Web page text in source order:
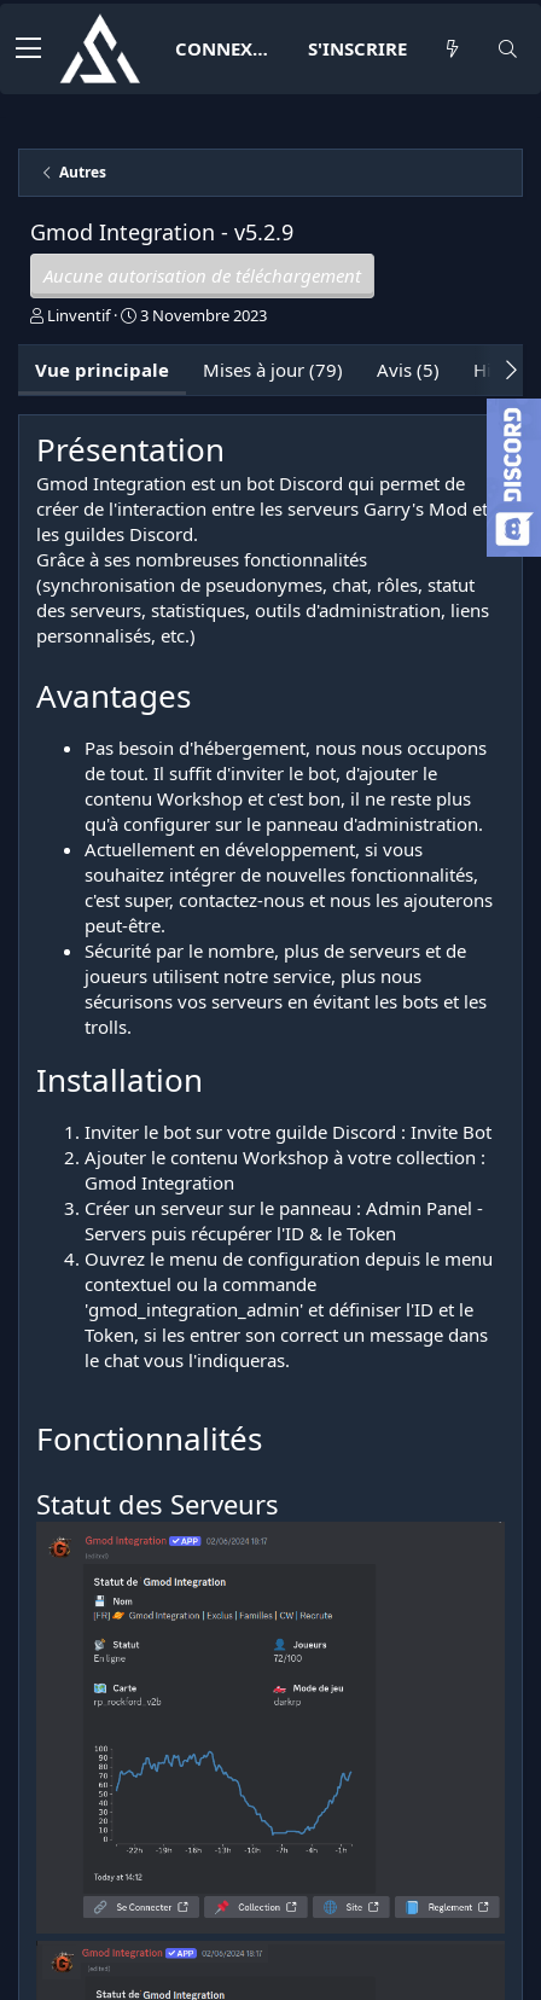
CONNEXION S'INSCRIRE
Autres
Gmod Integration - v5.2.9
Aucune autorisation de téléchargement
A
e
u
Linventif
D
e
d
c
r
é
a
t
i
o
n
3 Novembre 2023
Vue principale Mises à jour (79) Avis (5)
Présentation
Gmod Integration est un bot Discord qui permet de
créer de l'interaction entre les serveurs Garry's Mod et
les guildes Discord.
Grâce à ses nombreuses fonctionnalités
(synchronisation de pseudonymes, chat, rôles, statut
des serveurs, statistiques, outils d'administration, liens
personnalisés, etc.)
Avantages
Pas besoin d'hébergement, nous nous occupons
de tout. Il suffit d'inviter le bot, d'ajouter le
contenu Workshop et c'est bon, il ne reste plus
qu'à configurer sur le panneau d'administration.
Actuellement en développement, si vous
souhaitez intégrer de nouvelles fonctionnalités,
c'est super, contactez-nous et nous les ajouterons
peut-être.
Sécurité par le nombre, plus de serveurs et de
joueurs utilisent notre service, plus nous
sécurisons vos serveurs en évitant les bots et les
trolls.
Installation
Inviter le bot sur votre guilde Discord : Invite Bot
Ajouter le contenu Workshop à votre collection :
Gmod Integration
Créer un serveur sur le panneau : Admin Panel -
Servers puis récupérer l'ID & le Token
Ouvrez le menu de configuration depuis le menu
contextuel ou la commande
'gmod_integration_admin' et définiser l'ID et le
Token, si les entrer son correct un message dans
le chat vous l'indiqueras.
Fonctionnalités
Statut des Serveurs